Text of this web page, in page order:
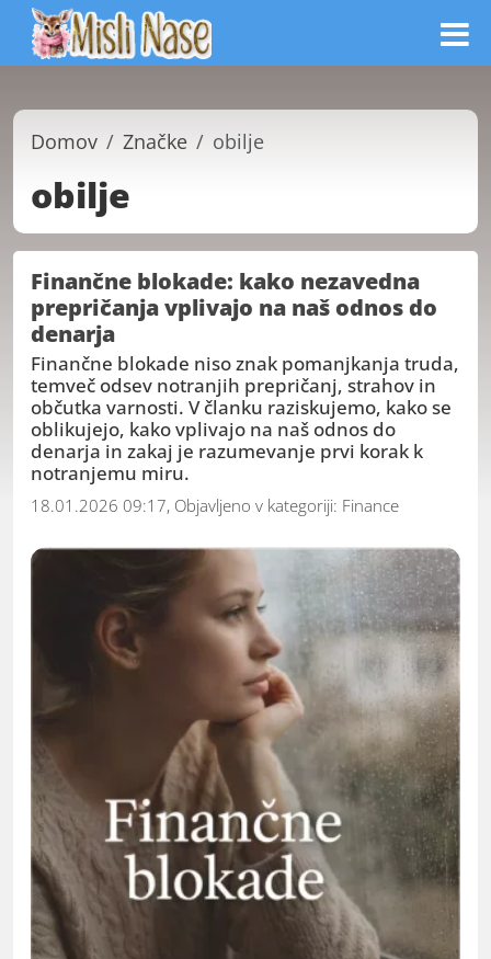
Domov Značke obilje
obilje
Finančne blokade: kako nezavedna
prepričanja vplivajo na naš odnos do
denarja
Finančne blokade niso znak pomanjkanja truda,
temveč odsev notranjih prepričanj, strahov in
občutka varnosti. V članku raziskujemo, kako se
oblikujejo, kako vplivajo na naš odnos do
denarja in zakaj je razumevanje prvi korak k
notranjemu miru.
18.01.2026 09:17, Objavljeno v kategoriji: Finance